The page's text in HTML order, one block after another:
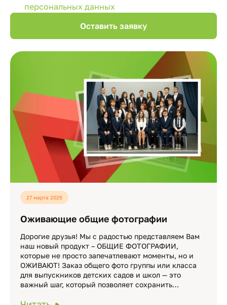
персональных данных
27 марта 2025
Оживающие общие фотографии
Дорогие друзья! Мы с радостью представляем Вам
наш новый продукт – ОБЩИЕ ФОТОГРАФИИ,
которые не просто запечатлевают моменты, но и
ОЖИВАЮТ! Заказ общего фото группы или класса
для выпускников детских садов и школ — это
важный шаг, который позволяет сохранить…
аналитики. Продолжая пользоваться сайтом вы
даете согласие на обработку данных,
перечисленных вПолитике конфиденциальности
Хорошо